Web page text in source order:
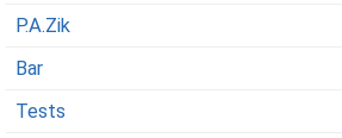
P.A.Zik
Bar
Tests